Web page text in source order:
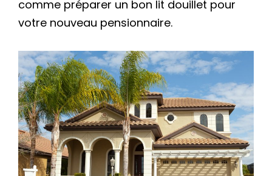
comme préparer un bon lit douillet pour
votre nouveau pensionnaire.